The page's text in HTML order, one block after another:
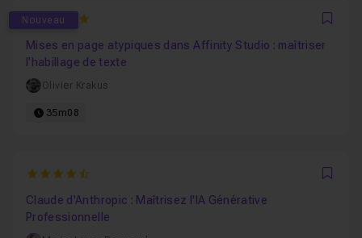
Nouveau
5
Mises en page atypiques dans Affinity Studio : maîtriser
l'habillage de texte
Olivier Krakus
35m08
4.6666666666667
Claude d'Anthropic : Maîtrisez l'IA Générative
Professionnelle